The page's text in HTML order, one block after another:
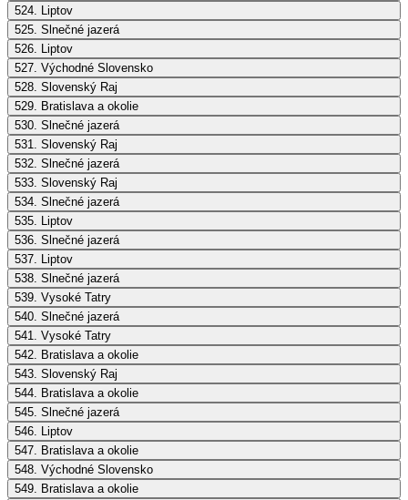
524. Liptov
525. Slnečné jazerá
526. Liptov
527. Východné Slovensko
528. Slovenský Raj
529. Bratislava a okolie
530. Slnečné jazerá
531. Slovenský Raj
532. Slnečné jazerá
533. Slovenský Raj
534. Slnečné jazerá
535. Liptov
536. Slnečné jazerá
537. Liptov
538. Slnečné jazerá
539. Vysoké Tatry
540. Slnečné jazerá
541. Vysoké Tatry
542. Bratislava a okolie
543. Slovenský Raj
544. Bratislava a okolie
545. Slnečné jazerá
546. Liptov
547. Bratislava a okolie
548. Východné Slovensko
549. Bratislava a okolie